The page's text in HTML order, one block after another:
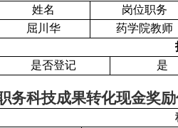
姓名
岗位职务
屈川华
药学院教师
是否登记
是
务科技成果转化现金奖